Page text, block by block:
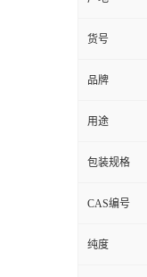
货号
品牌
用途
包装规格
CAS编号
纯度